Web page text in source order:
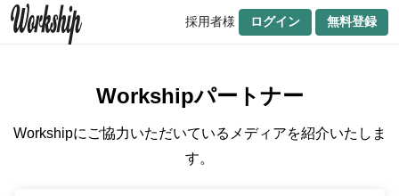
採用者様 ログイン 無料登録
Workshipパートナー
Workshipにご協力いただいているメディアを紹介いたしま
す。